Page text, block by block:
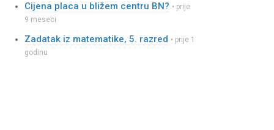
Cijena placa u bližem centru BN? • prije
9 meseci
Zadatak iz matematike, 5. razred • prije 1
godinu